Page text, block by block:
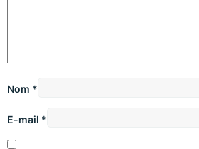
Nom *
E-mail *